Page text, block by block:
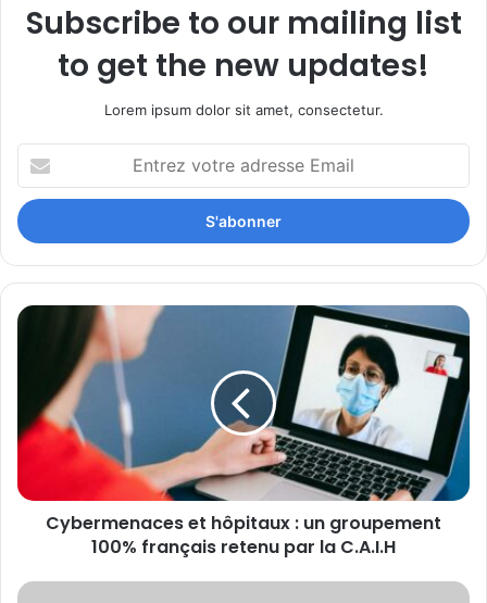
Subscribe to our mailing list
to get the new updates!
Lorem ipsum dolor sit amet, consectetur.
votre
adresse
Email
Cybermenaces
groupement
100%
retenu
Cybermenaces et hôpitaux : un groupement
100% français retenu par la C.A.I.H
La